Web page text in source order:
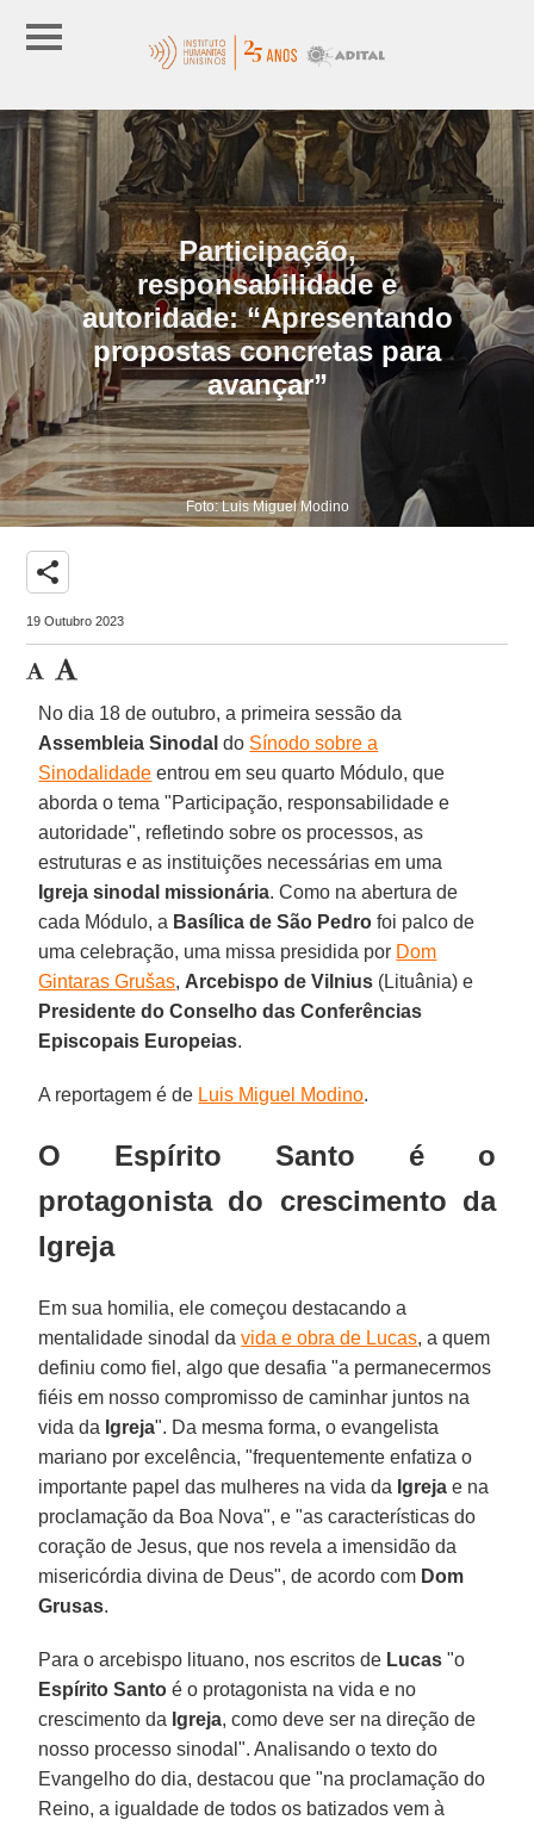
Participação,
responsabilidade e
autoridade: “Apresentando
propostas concretas para
avançar”
Foto: Luis Miguel Modino
share
19 Outubro 2023
No dia 18 de outubro, a primeira sessão da
Assembleia Sinodal do Sínodo sobre a
Sinodalidade entrou em seu quarto Módulo, que
aborda o tema "Participação, responsabilidade e
autoridade", refletindo sobre os processos, as
estruturas e as instituições necessárias em uma
Igreja sinodal missionária. Como na abertura de
cada Módulo, a Basílica de São Pedro foi palco de
uma celebração, uma missa presidida por Dom
Gintaras Grušas, Arcebispo de Vilnius (Lituânia) e
Presidente do Conselho das Conferências
Episcopais Europeias.
A reportagem é de Luis Miguel Modino.
O Espírito Santo é o
protagonista do crescimento da
Igreja
Em sua homilia, ele começou destacando a
mentalidade sinodal davida e obra de Lucas, a quem
definiu como fiel, algo que desafia "a permanecermos
fiéis em nosso compromisso de caminhar juntos na
vida da Igreja". Da mesma forma, o evangelista
mariano por excelência, "frequentemente enfatiza o
importante papel das mulheres na vida da Igreja e na
proclamação da Boa Nova", e "as características do
coração de Jesus, que nos revela a imensidão da
misericórdia divina de Deus", de acordo com Dom
Grusas.
Para o arcebispo lituano, nos escritos de Lucas "o
Espírito Santo é o protagonista na vida e no
crescimento da Igreja, como deve ser na direção de
nosso processo sinodal". Analisando o texto do
Evangelho do dia, destacou que "na proclamação do
Reino, a igualdade de todos os batizados vem à